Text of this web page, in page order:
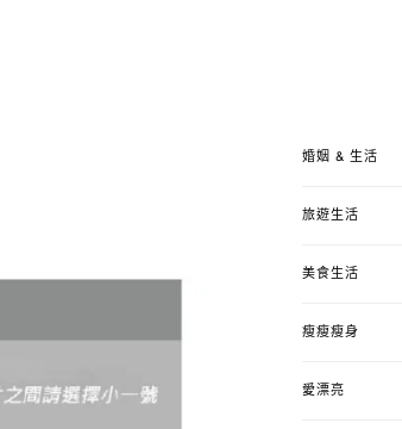
婚姻 & 生活
旅遊生活
美食生活
瘦瘦瘦身
愛漂亮